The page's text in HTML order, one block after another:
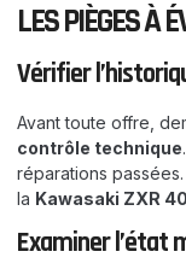
LES PIÈGES À
Vérifier
Avant toute offre,
contrôle technique
réparations
la Kawasaki ZXR
Examiner l’état